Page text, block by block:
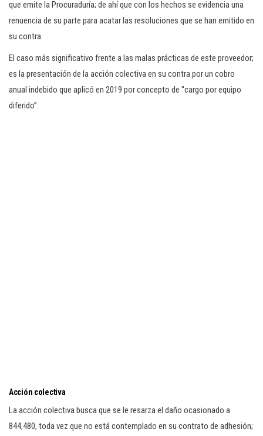
que emite la Procuraduría; de ahí que con los hechos se evidencia una
renuencia de su parte para acatar las resoluciones que se han emitido en
su contra.
El caso más significativo frente a las malas prácticas de este proveedor;
es la presentación de la acción colectiva en su contra por un cobro
anual indebido que aplicó en 2019 por concepto de “cargo por equipo
diferido”.
Acción colectiva
La acción colectiva busca que se le resarza el daño ocasionado a
844,480, toda vez que no está contemplado en su contrato de adhesión;